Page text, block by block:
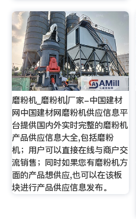
磨粉机_磨粉机|厂家-中国建材
网中国建材网磨粉机供应信息平
台提供国内外实时完整的磨粉机
产品供应信息大全,包括磨粉
机；用户可以直接在线与商户交
流销售；同时如果您有磨粉机方
面的产品想供应,也可以在该板
块进行产品供应信息发布。